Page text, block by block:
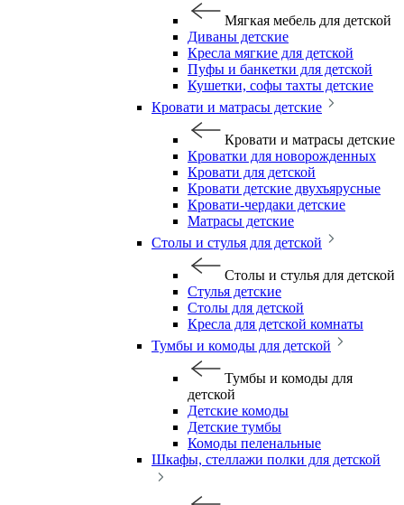
Мягкая мебель для детской
Диваны детские
Кресла мягкие для детской
Пуфы и банкетки для детской
Кушетки, софы тахты детские
Кровати и матрасы детские
Кровати и матрасы детские
Кроватки для новорожденных
Кровати для детской
Кровати детские двухъярусные
Кровати-чердаки детские
Матрасы детские
Столы и стулья для детской
Столы и стулья для детской
Стулья детские
Столы для детской
Кресла для детской комнаты
Тумбы и комоды для детской
Тумбы и комоды для
детской
Детские комоды
Детские тумбы
Комоды пеленальные
Шкафы, стеллажи полки для детской